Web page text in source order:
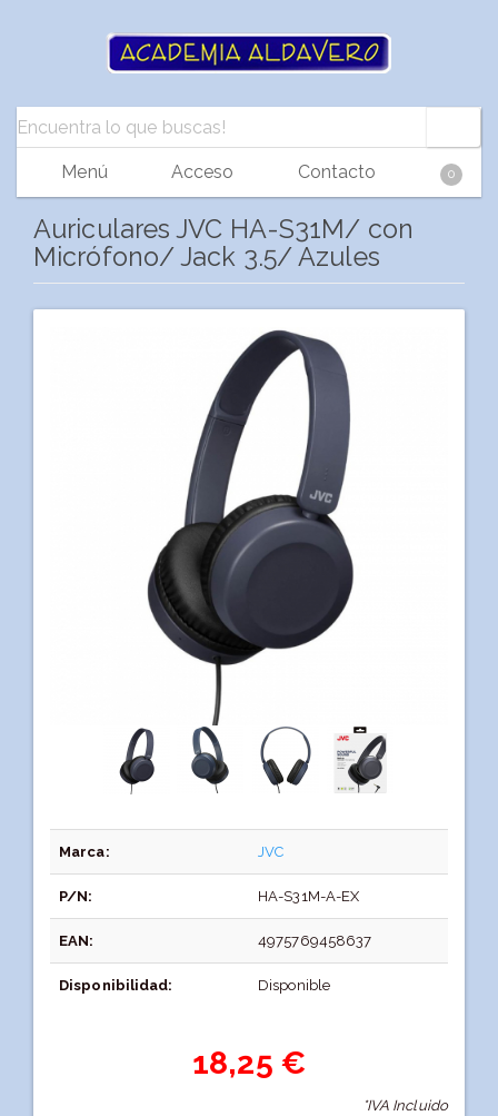
Menú Acceso Contacto 0
Auriculares JVC HA-S31M/ con
Micrófono/ Jack 3.5/ Azules
Marca: JVC
P/N: HA-S31M-A-EX
EAN: 4975769458637
Disponibilidad: Disponible
18,25 €
*IVA Incluido